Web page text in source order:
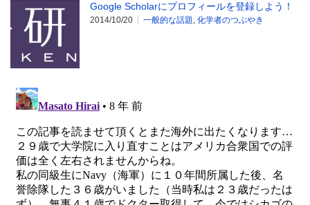
Google Scholarにプロフィールを登録しよう！
2014/10/20 一般的な話題, 化学者のつぶやき